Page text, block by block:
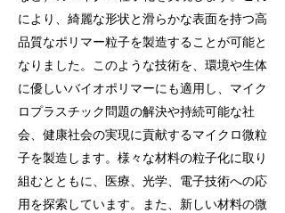
により、綺麗な形状と滑らかな表面を持つ高
品質なポリマー粒子を製造することが可能と
なりました。このような技術を、環境や生体
に優しいバイオポリマーにも適用し、マイク
ロプラスチック問題の解決や持続可能な社
会、健康社会の実現に貢献するマイクロ微粒
子を製造します。様々な材料の粒子化に取り
組むとともに、医療、光学、電子技術への応
用を探索しています。また、新しい材料の微